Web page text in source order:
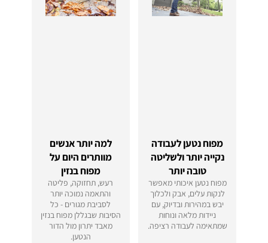
מפוח נטען לעבודה
נקייה יותר ולשליטה
טובה יותר
מפוח נטען איכותי מאפשר
לנקות עלים, אבק ולכלוך
יבש במהירות ובדיוק, עם
ניידות מלאה ונוחות
שמתאימה לעבודה רציפה.
למה יותר אנשים
מוותרים היום על
מפוח בנזין
רעש, תחזוקה, פליטה
והתאמה נמוכה יותר
לסביבת מגורים - כל
הסיבות שבגללן מפוח בנזין
מאבד יתרון מול הדור
הנטען.